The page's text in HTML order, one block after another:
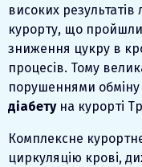
високих результатів
курорту, що пройшли
зниження цукру в
процесів. Тому
порушеннями
діабету на курорті
Комплексне
циркуляцію крові,